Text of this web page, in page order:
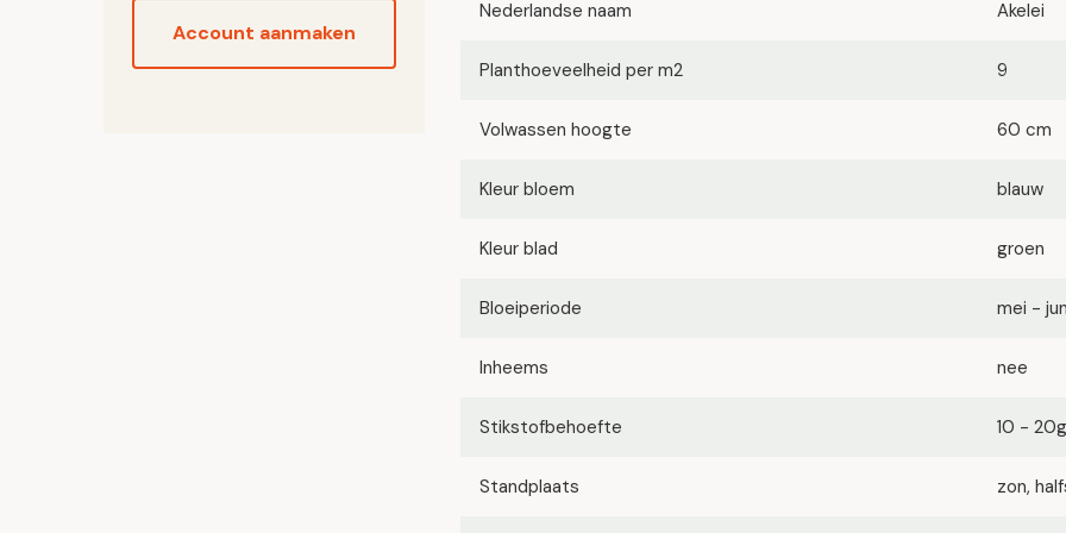
Account aanmaken
Nederlandse naam Akelei
Planthoeveelheid per m2 9
Volwassen hoogte 60 cm
Kleur bloem blauw
Kleur blad groen
Bloeiperiode mei -
Inheems nee
Stikstofbehoefte 10 - 20g
Standplaats zon,